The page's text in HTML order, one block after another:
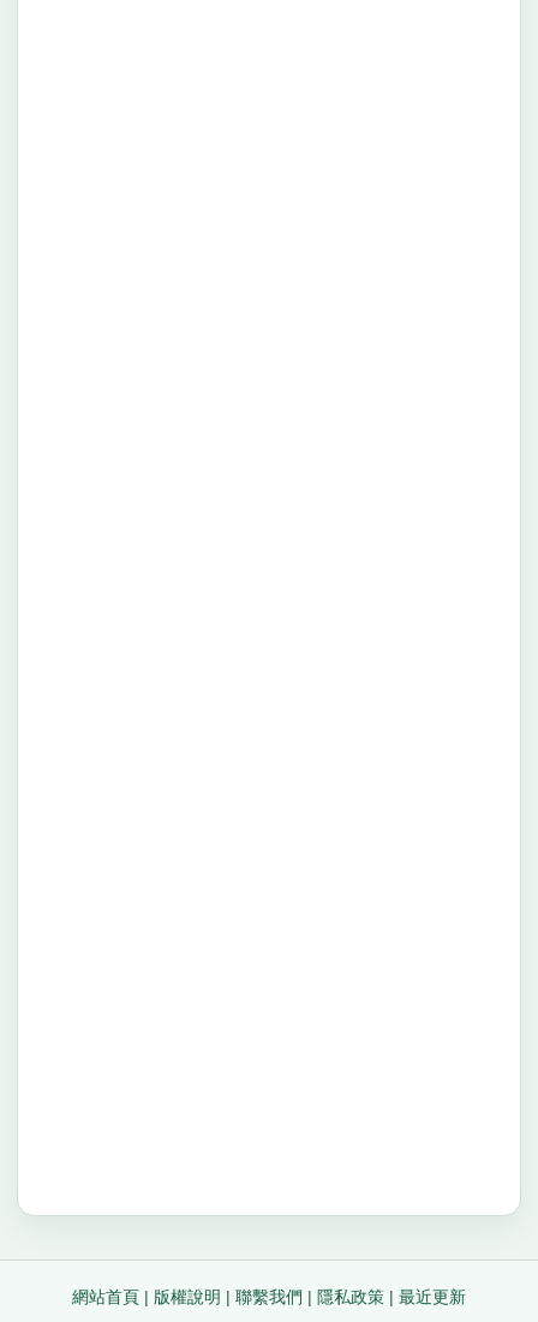
網站首頁 | 版權說明 | 聯繫我們 | 隱私政策 | 最近更新